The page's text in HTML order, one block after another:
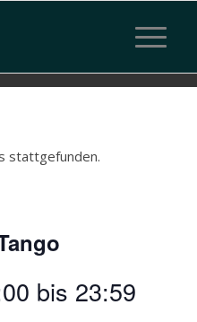
stattgefunden.
bis 23:59